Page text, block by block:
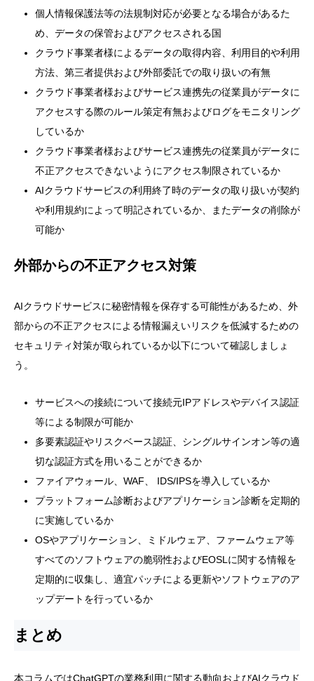
個人情報保護法等の法規制対応が必要となる場合があるた
め、データの保管およびアクセスされる国
クラウド事業者様によるデータの取得内容、利用目的や利用
方法、第三者提供および外部委託での取り扱いの有無
クラウド事業者様およびサービス連携先の従業員がデータに
アクセスする際のルール策定有無およびログをモニタリング
しているか
クラウド事業者様およびサービス連携先の従業員がデータに
不正アクセスできないようにアクセス制限されているか
AIクラウドサービスの利用終了時のデータの取り扱いが契約
や利用規約によって明記されているか、またデータの削除が
可能か
外部からの不正アクセス対策
AIクラウドサービスに秘密情報を保存する可能性があるため、外
部からの不正アクセスによる情報漏えいリスクを低減するための
セキュリティ対策が取られているか以下について確認しましょ
う。
サービスへの接続について接続元IPアドレスやデバイス認証
等による制限が可能か
多要素認証やリスクベース認証、シングルサインオン等の適
切な認証方式を用いることができるか
ファイアウォール、WAF、 IDS/IPSを導入しているか
プラットフォーム診断およびアプリケーション診断を定期的
に実施しているか
OSやアプリケーション、ミドルウェア、ファームウェア等
すべてのソフトウェアの脆弱性およびEOSLに関する情報を
定期的に収集し、適宜パッチによる更新やソフトウェアのア
ップデートを行っているか
まとめ
本コラムではChatGPTの業務利用に関する動向およびAIクラウド